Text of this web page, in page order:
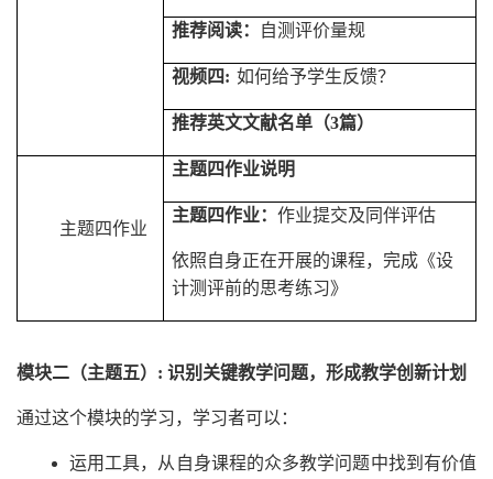
推荐阅读： 自测评价量规
视频四: 如何给予学生反馈？
推荐英文文献名单（3篇）
主题四作业
主题四作业说明
主题四作业： 作业提交及同伴评估
依照自身正在开展的课程，完成《设
计测评前的思考练习》
模块二（主题五） : 识别关键教学问题，形成教学创新计划
通过这个模块的学习，学习者可以：
运用工具，从自身课程的众多教学问题中找到有价值